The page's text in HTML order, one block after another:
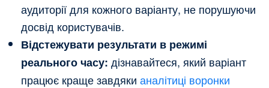
аудиторії для кожного варіанту, не порушуючи
досвід користувачів.
Відстежувати результати в режимі
реального часу: дізнавайтеся, який варіант
працює краще завдяки аналітиці воронки